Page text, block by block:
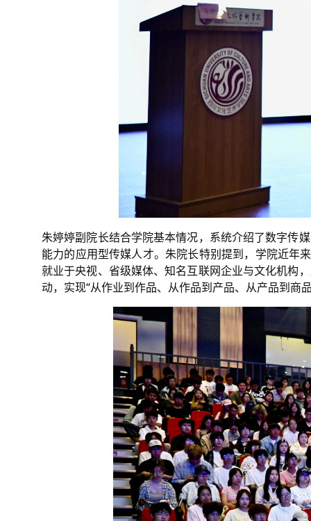
朱婷婷副院长结合学院基本情况，系统介绍了数字传
能力的应用型传媒人才。朱院长特别提到，学院近年
就业于央视、省级媒体、知名互联网企业与文化机构
动，实现“从作业到作品、从作品到产品、从产品到商